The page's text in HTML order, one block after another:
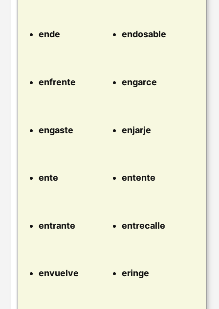
ende endosable
enfrente engarce
engaste enjarje
ente entente
entrante entrecalle
envuelve eringe